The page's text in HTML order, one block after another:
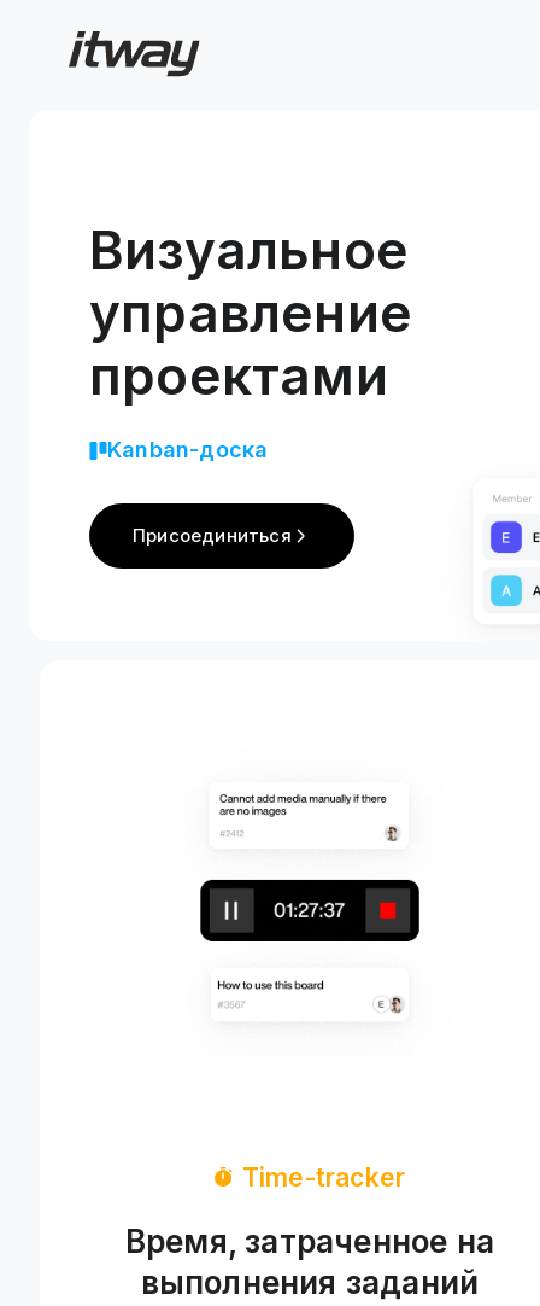
Визуальное
управление
проектами
Kanban-доска
Присоединиться
Time-tracker
Время, затраченное на
выполнения заданий